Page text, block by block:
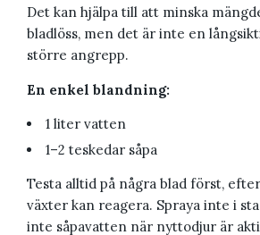
Det kan hjälpa till att minska
bladlöss, men det är inte en
större angrepp.
En enkel blandning:
1 liter vatten
1–2 teskedar såpa
Testa alltid på några blad först,
växter kan reagera. Spraya inte i
inte såpavatten när nyttodjur är